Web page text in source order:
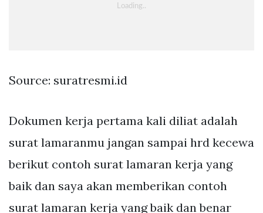
Source: suratresmi.id
Dokumen kerja pertama kali diliat adalah
surat lamaranmu jangan sampai hrd kecewa
berikut contoh surat lamaran kerja yang
baik dan saya akan memberikan contoh
surat lamaran kerja yang baik dan benar